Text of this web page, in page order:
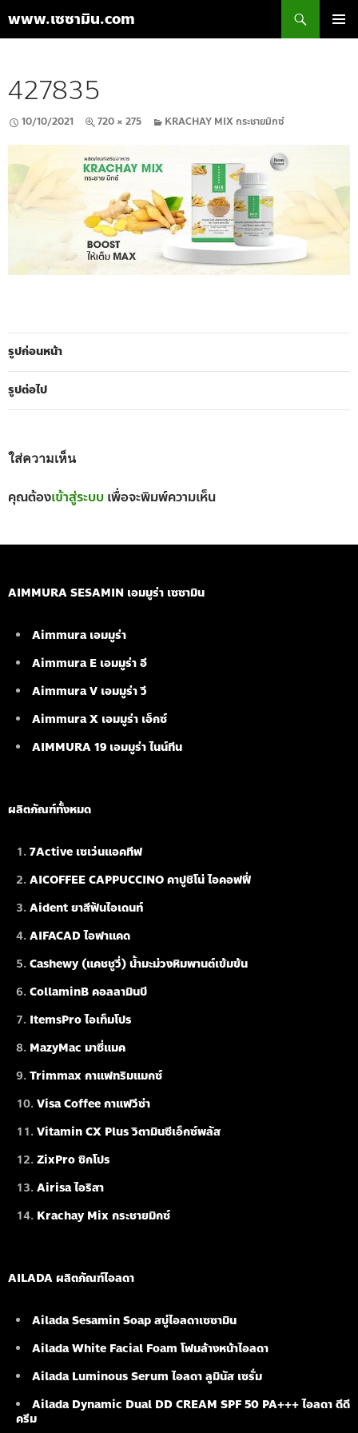
www.เซซามิน.com
เนื้อหา
427835
10/10/2021 720 × 275 KRACHAY MIX กระชายมิกซ์
รูปก่อนหน้า
รูปต่อไป
ใส่ความเห็น
คุณต้องเข้าสู่ระบบ เพื่อจะพิมพ์ความเห็น
AIMMURA SESAMIN เอมมูร่า เซซามิน
Aimmura เอมมูร่า
Aimmura E เอมมูร่า อี
Aimmura V เอมมูร่า วี
Aimmura X เอมมูร่า เอ็กซ์
AIMMURA 19 เอมมูร่า ไนน์ทีน
ผลิตภัณฑ์ทั้งหมด
7Active เซเว่นแอคทีฟ
AICOFFEE CAPPUCCINO คาปูชิโน่ ไอคอฟฟี่
Aident ยาสีฟันไอเดนท์
AIFACAD ไอฟาแคด
Cashewy (แคชชูวี่) น้ำมะม่วงหิมพานต์เข้มข้น
CollaminB คอลลามินบี
ItemsPro ไอเท็มโปร
MazyMac มาซี่แมค
Trimmax กาแฟทริมแมกซ์
Visa Coffee กาแฟวีซ่า
Vitamin CX Plus วิตามินซีเอ็กซ์พลัส
ZixPro ซิกโปร
Airisa ไอริสา
Krachay Mix กระชายมิกซ์
AILADA ผลิตภัณฑ์ไอลดา
Ailada Sesamin Soapสบู่ไอลดาเซซามิน
Ailada White Facial Foamโฟมล้างหน้าไอลดา
Ailada Luminous Serumไอลดา ลูมินัส เซรั่ม
Ailada Dynamic Dual DD CREAM SPF 50 PA+++ ไอลดา ดีดี
ครีม